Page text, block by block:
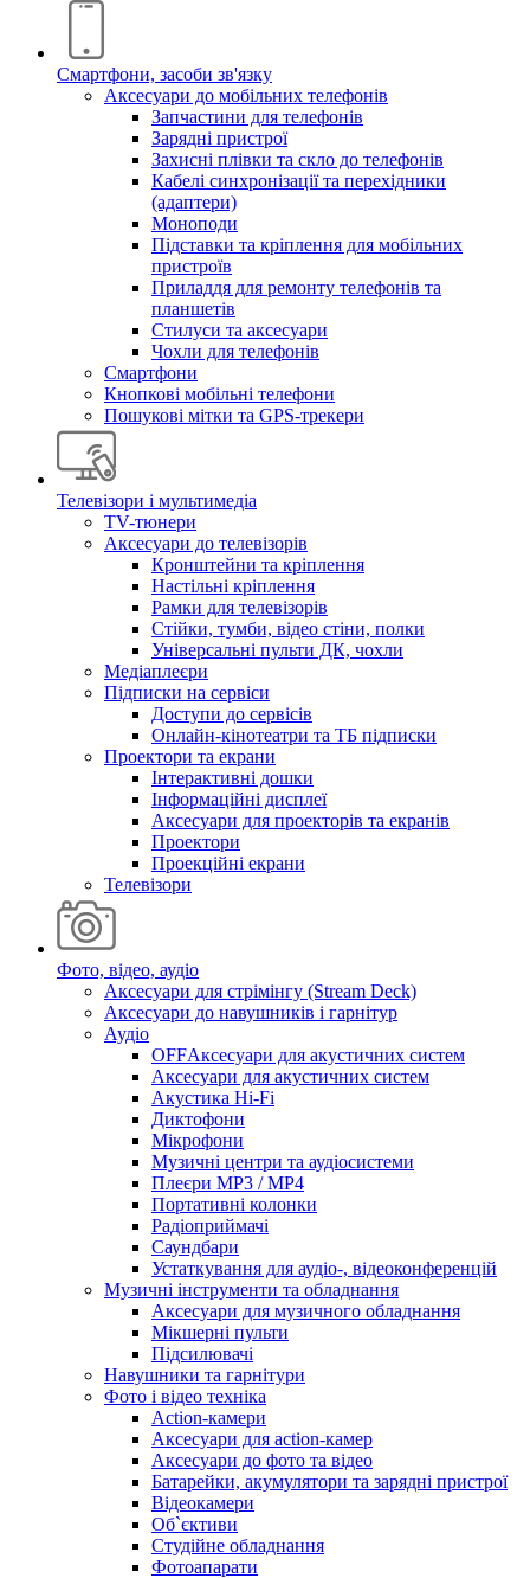
Смартфони, засоби зв'язку
Аксесуари до мобільних телефонів
Запчастини для телефонів
Зарядні пристрої
Захисні плівки та скло до телефонів
Кабелі синхронізації та перехідники
(адаптери)
Моноподи
Підставки та кріплення для мобільних
пристроїв
Приладдя для ремонту телефонів та
планшетів
Стилуси та аксесуари
Чохли для телефонів
Смартфони
Кнопкові мобільні телефони
Пошукові мітки та GPS-трекери
Телевізори і мультимедіа
TV-тюнери
Аксесуари до телевізорів
Кронштейни та кріплення
Настільні кріплення
Рамки для телевізорів
Стійки, тумби, відео стіни, полки
Універсальні пульти ДК, чохли
Медіаплеєри
Підписки на сервіси
Доступи до сервісів
Онлайн-кінотеатри та ТБ підписки
Проектори та екрани
Інтерактивні дошки
Інформаційні дисплеї
Аксесуари для проекторів та екранів
Проектори
Проекційні екрани
Телевізори
Фото, відео, аудіо
Аксесуари для стрімінгу (Stream Deck)
Аксесуари до навушників і гарнітур
Аудіо
OFFАксесуари для акустичних систем
Аксесуари для акустичних систем
Акустика Hi-Fi
Диктофони
Мікрофони
Музичні центри та аудіосистеми
Плеєри MP3 / MP4
Портативні колонки
Радіоприймачі
Саундбари
Устаткування для аудіо-, відеоконференцій
Музичні інструменти та обладнання
Аксесуари для музичного обладнання
Мікшерні пульти
Підсилювачі
Навушники та гарнітури
Фото і відео техніка
Action-камери
Аксесуари для action-камер
Аксесуари до фото та відео
Батарейки, акумулятори та зарядні пристрої
Відеокамери
Об`єктиви
Студійне обладнання
Фотоапарати